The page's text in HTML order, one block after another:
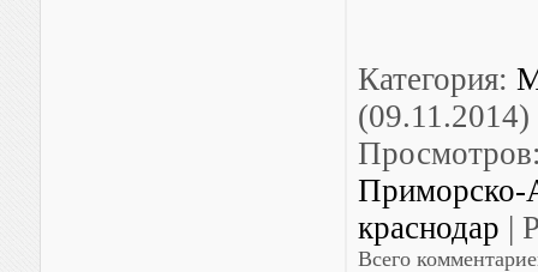
Категория:
(09.11.2014)
Просмотров
Приморско-
краснодар |
Всего